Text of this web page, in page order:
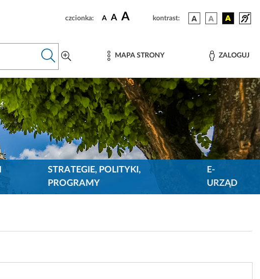
czcionka: A A A kontrast:
MAPA STRONY ZALOGUJ
STRATEGIE, POLITYKI,
PROGRAMY
E-
URZĄD